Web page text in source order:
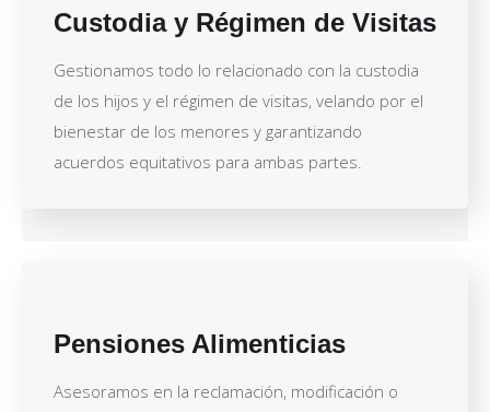
Custodia y Régimen de Visitas
Gestionamos todo lo relacionado con la custodia
de los hijos y el régimen de visitas, velando por el
bienestar de los menores y garantizando
acuerdos equitativos para ambas partes.
Pensiones Alimenticias
Asesoramos en la reclamación, modificación o